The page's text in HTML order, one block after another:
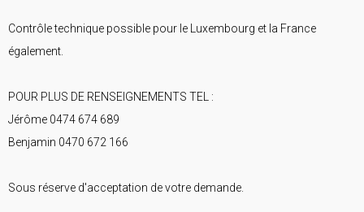
Contrôle technique possible pour le Luxembourg et la France
également.
POUR PLUS DE RENSEIGNEMENTS TEL :
Jérôme 0474 674 689
Benjamin 0470 672 166
Sous réserve d'acceptation de votre demande.